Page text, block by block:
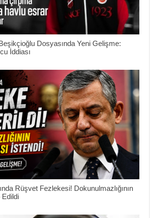
Dosyasında Yeni Gelişme:
İddiası
Rüşvet Fezlekesi! Dokunulmazlığının
Edildi